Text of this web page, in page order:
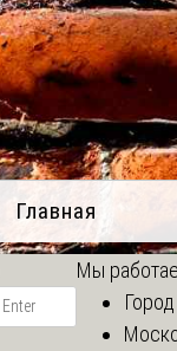
Главная
Мы